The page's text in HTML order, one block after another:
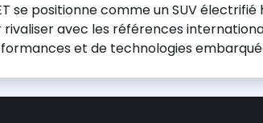
se positionne comme un SUV électrifié
rivaliser avec les références
et de technologies